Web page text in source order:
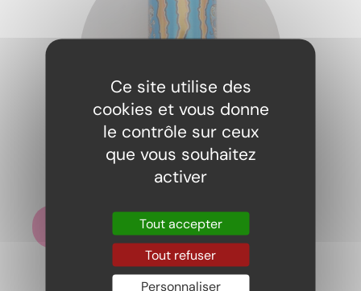
Monster Energy Mango Loco
3,00€
Ajouter au panier
Ce site utilise des
cookies et vous donne
le contrôle sur ceux
que vous souhaitez
activer
Tout accepter
Tout refuser
Personnaliser